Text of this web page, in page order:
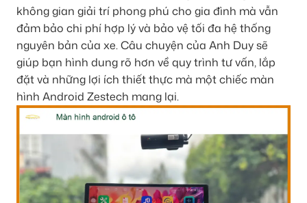
không gian giải trí phong phú cho gia đình mà vẫn
đảm bảo chi phí hợp lý và bảo vệ tối đa hệ thống
nguyên bản của xe. Câu chuyện của Anh Duy sẽ
giúp bạn hình dung rõ hơn về quy trình tư vấn, lắp
đặt và những lợi ích thiết thực mà một chiếc màn
hình Android Zestech mang lại.